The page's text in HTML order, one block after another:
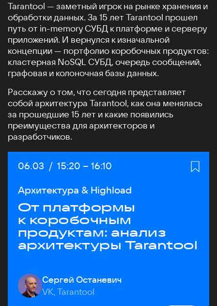
Tarantool — заметный игрок на рынке хранения и
обработки данных. За 15 лет Tarantool прошел
путь от in-memory СУБД к платформе и серверу
приложений. И вернулся к изначальной
концепции — портфолио коробочных продуктов:
кластерная NoSQL СУБД, очередь сообщений,
графовая и колоночная базы данных.
Расскажу о том, что сегодня представляет
собой архитектура Tarantool, как она менялась
за прошедшие 15 лет и какие появились
преимущества для архитекторов и
разработчиков.
Дата:
06.03 / Начало:
15:20 – Конец:
16:10
Архитектура & Highload
От платформы
к коробочным
продуктам: анализ
архитектуры Tarantool
Сергей Останевич
VK, Tarantool